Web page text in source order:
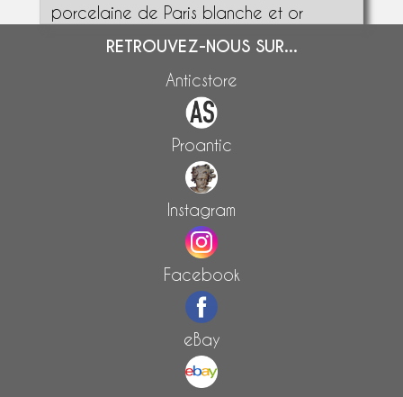
porcelaine de Paris blanche et or
RETROUVEZ-NOUS SUR...
Anticstore
Proantic
Instagram
Facebook
eBay